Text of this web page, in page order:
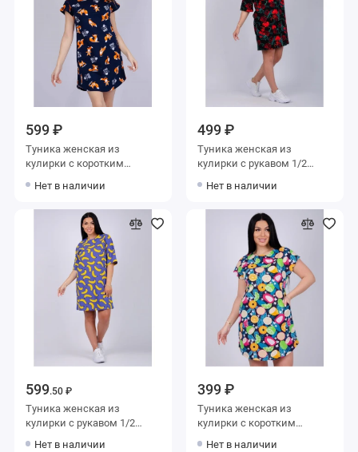
599 ₽
Туника женская из
кулирки с коротким
Нет в наличии
499 ₽
Туника женская из
кулирки с рукавом 1/2
Сердечки
Нет в наличии
599.50 ₽
Туника женская из
кулирки с рукавом 1/2
Нет в наличии
399 ₽
Туника женская из
кулирки с коротким
Нет в наличии